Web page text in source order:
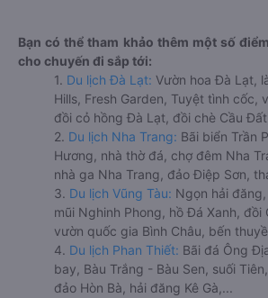
Bạn có thể tham khảo thêm một số
cho chuyến đi sắp tới:
1. Du lịch Đà Lạt: Vườn hoa Đà Lạt,
Hills, Fresh Garden, Tuyệt tình cốc,
đồi cỏ hồng Đà Lạt, đồi chè Cầu
2. Du lịch Nha Trang: Bãi biển Trần
Hương, nhà thờ đá, chợ đêm Nha
nhà ga Nha Trang, đảo Điệp Sơn,
3. Du lịch Vũng Tàu: Ngọn hải đăng,
mũi Nghinh Phong, hồ Đá Xanh, đồi
vườn quốc gia Bình Châu, bến
4. Du lịch Phan Thiết: Bãi đá Ông
bay, Bàu Trắng - Bàu Sen, suối
đảo Hòn Bà, hải đăng Kê Gà,...